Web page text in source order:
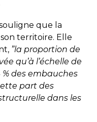
que la
territoire. Elle
”la proportion de
qu’à l’échelle de
des embauches
part des
dans les